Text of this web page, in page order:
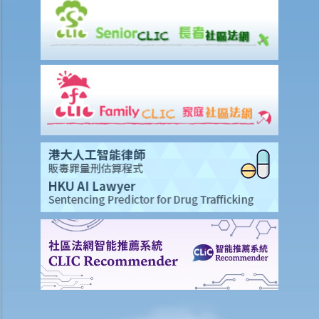
C. 有關公職人員的罪行
1. 抗拒或阻礙公職人員或其他依法執行公務的人（《簡易程序治罪條
例》第23條）
2. 襲擊執行職責的警務人員 (《警隊條例》第63條）
3. 意圖犯罪而襲擊或襲警（《侵害人身罪條例》第36(b)條）
D. 有關財物的罪行
1. 刑事毀壞（《刑事罪行條例》第60條）
2. 縱火（《刑事罪行條例》第60(3)條）
3. 威脅會摧毀或損壞財產（《刑事罪行條例》第61條）
4. 管有任何物品意圖摧毀或損壞財產（《刑事罪行條例》第62條）
5. 強行進入（《公安條例》第23條）